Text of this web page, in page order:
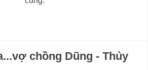
chồng Dũng - Thủy